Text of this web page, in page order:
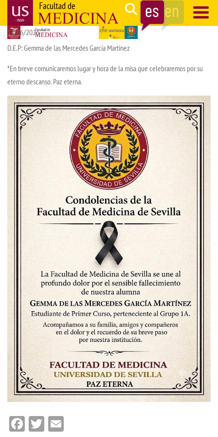
Pasar
contenido
principal
Search
Navegación
principal
12/06/2026
D.E.P: Gemma de las Mercedes García Martínez
*En breve comunicaremos lugar y hora de la misa que celebraremos por su
eterno descanso. Paz eterna.
Facebook
Twitter